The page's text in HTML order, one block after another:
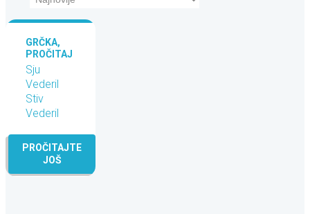
GRČKA,
PROČITAJ
I NAPRAVI
Sju
Vederil
Stiv
Vederil
PROČITAJTE
JOŠ